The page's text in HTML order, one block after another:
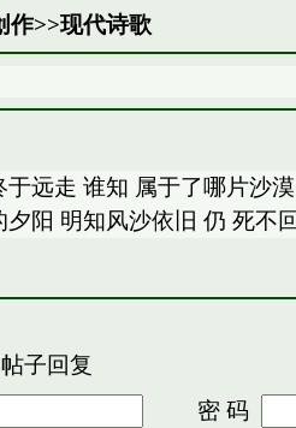
作>>现代诗歌
远走 谁知 属于了哪片沙
阳 明知风沙依旧 仍 死不
子回复
密 码